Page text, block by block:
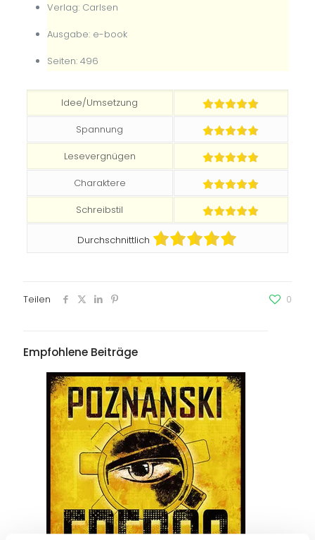
Verlag: Carlsen
Ausgabe: e-book
Seiten: 496
Idee/Umsetzung
Spannung
Lesevergnügen
Charaktere
Schreibstil
Durchschnittlich
Teilen 0
Empfohlene Beiträge